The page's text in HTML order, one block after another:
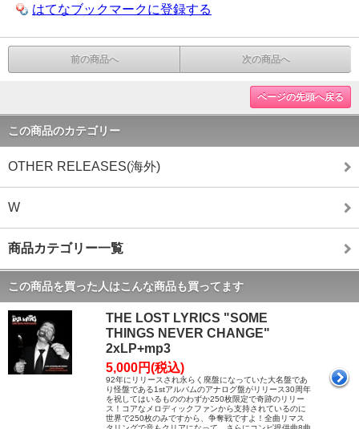
はてなブックマークに登録する
前の商品へ 次の商品へ
ページの先頭へ戻る
この商品のカテゴリー
OTHER RELEASES(海外)
W
商品カテゴリー一覧
この商品を買った人はこんな商品も買ってます
THE LOST LYRICS "SOME
THINGS NEVER CHANGE"
2xLP+mp3
5,000円(税込)
92年にリリースされ永らく廃盤になっていた大名盤であ
り怪盤である1stアルバムのアナログ盤がリリース30周年
を祝してはいるもののわずか250枚限定で奇跡のリリー
ス！コアなメロディックファンから支持されているのに
世界で250枚のみですから、争奪戦ですよ！全曲リマス